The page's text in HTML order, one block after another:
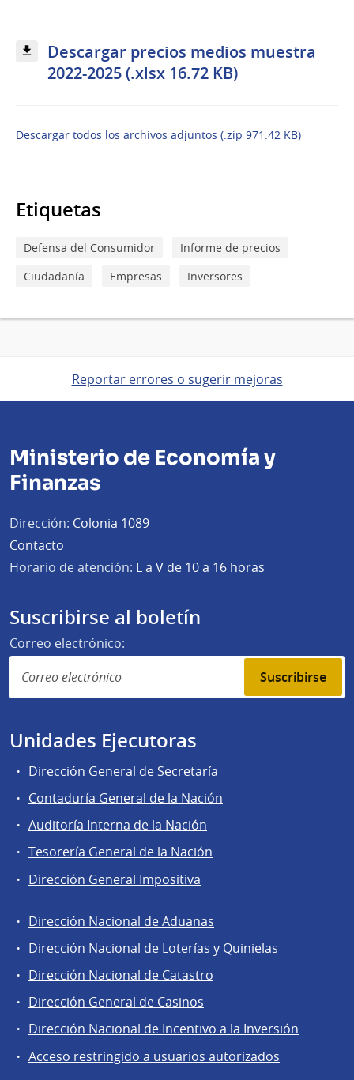
Descargar precios medios muestra
2022-2025 (.xlsx 16.72 KB)
Descargar todos los archivos adjuntos (.zip 971.42 KB)
Etiquetas
Defensa del Consumidor
Informe de precios
Ciudadanía
Empresas Inversores
Reportar errores o sugerir mejoras
Ministerio de Economía y
Finanzas
Dirección: Colonia 1089
Contacto
Horario de atención: L a V de 10 a 16 horas
Suscribirse al boletín
Correo electrónico:
Suscribirse
Unidades Ejecutoras
Dirección General de Secretaría
Contaduría General de la Nación
Auditoría Interna de la Nación
Tesorería General de la Nación
Dirección General Impositiva
Áreas
de
la
Dirección
General
de
Secretaría
Dirección Nacional de Aduanas
Dirección Nacional de Loterías y Quinielas
Dirección Nacional de Catastro
Dirección General de Casinos
Dirección Nacional de Incentivo a la Inversión
Acceso restringido a usuarios autorizados